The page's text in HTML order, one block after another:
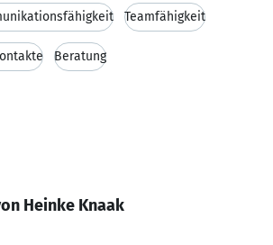
Teamfähigkeit
Beratung
Heinke Knaak